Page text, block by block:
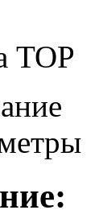
TOP